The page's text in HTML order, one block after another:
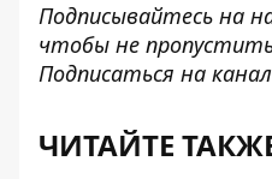
Подписывайтесь на
чтобы не
Подписаться на
ЧИТАЙТЕ